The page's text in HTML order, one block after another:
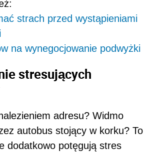
strach przed wystąpieniami
na wynegocjowanie podwyżki
stresujących
adresu? Widmo
autobus stojący w korku? To
dodatkowo potęgują stres